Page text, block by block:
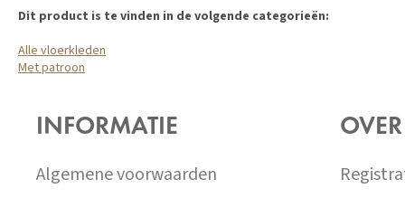
Dit product is te vinden in de volgende categorieën:
Alle vloerkleden
Met patroon
INFORMATIE
Algemene voorwaarden